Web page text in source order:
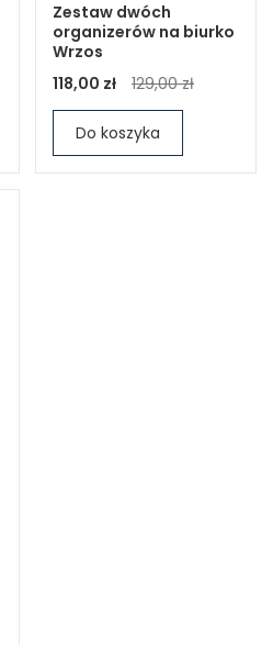
Zestaw dwóch
organizerów na biurko
Wrzos
118,00 zł
129,00 zł
Do koszyka